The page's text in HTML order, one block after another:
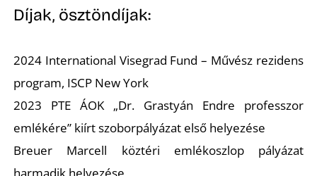
Díjak, ösztöndíjak:
2024 International Visegrad Fund – Művész rezidens
program, ISCP New York
2023 PTE ÁOK „Dr. Grastyán Endre professzor
emlékére” kiírt szoborpályázat első helyezése
Breuer Marcell köztéri emlékoszlop pályázat